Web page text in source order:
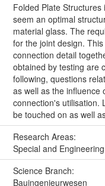
Folded Plate
seem an optimal
material glass. The
for the joint design.
connection detail
obtained by testing are
following, questions
as well as the influence
connection's utilisation.
be touched on as well
Research Areas:
Special and
Science Branch:
Bauingenieurwesen